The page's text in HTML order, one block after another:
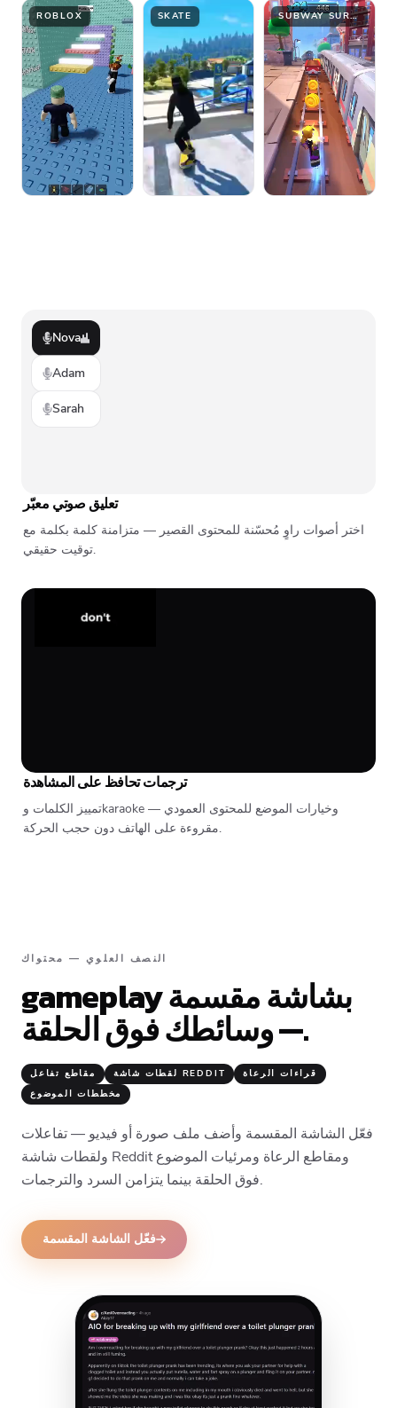
ROBLOX SKATE SUBWAY SURFER
Nova
Adam
Sarah
تعليق صوتي معبّر
اختر أصوات راوٍ مُحسّنة للمحتوى القصير — متزامنة كلمة بكلمة مع
توقيت حقيقي.
ترجمات تحافظ على المشاهدة
تمييز الكلمات وkaraoke وخيارات الموضع للمحتوى العمودي —
مقروءة على الهاتف دون حجب الحركة.
النصف العلوي — محتواك
gameplay بشاشة مقسمة
— وسائطك فوق الحلقة.
مقاطع تفاعل لقطات شاشة REDDIT
قراءات الرعاة
مخططات الموضوع
فعّل الشاشة المقسمة وأضف ملف صورة أو فيديو — تفاعلات
ولقطات شاشة Reddit ومقاطع الرعاة ومرئيات الموضوع
فوق الحلقة بينما يتزامن السرد والترجمات.
فعّل الشاشة المقسمة